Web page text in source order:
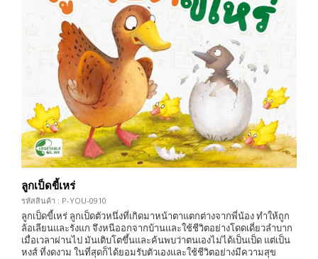
ลูกเป็ดขี้เหร่
รหัสสินค้า : P-YOU-0910
ลูกเป็ดขี้เหร่ ลูกเป็ดตัวหนึ่งที่เกิดมาหน้าตาแตกต่างจากพี่น้อง ทำให้ถูก
ล้อเลียนและรังแก จึงหนีออกจากบ้านและใช้ชีวิตอย่างโดดเดี่ยวลำบาก
เมื่อเวลาผ่านไป มันเติบโตขึ้นและค้นพบว่าตนเองไม่ได้เป็นเป็ด แต่เป็น
หงส์ ที่งดงาม ในที่สุดก็ได้ยอมรับตัวเองและใช้ชีวิตอย่างมีความสุข